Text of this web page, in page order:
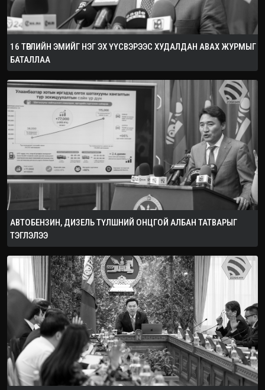
16 ТӨРЛИЙН ЭМИЙГ НЭГ ЭХ ҮҮСВЭРЭЭС ХУДАЛДАН АВАХ ЖУРМЫГ
БАТАЛЛАА
АВТОБЕНЗИН, ДИЗЕЛЬ ТҮЛШНИЙ ОНЦГОЙ АЛБАН ТАТВАРЫГ
ТЭГЛЭЛЭЭ